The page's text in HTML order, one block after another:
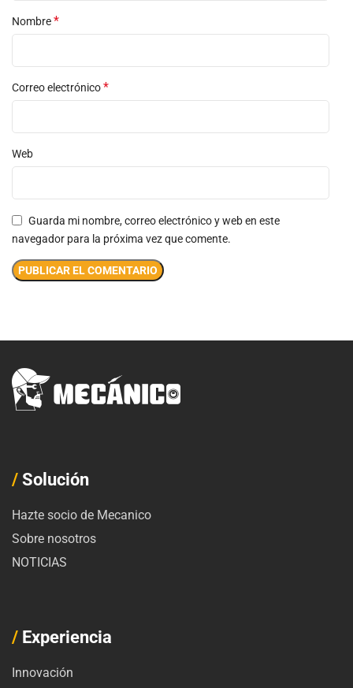
Nombre*
Correo electrónico*
Web
Guarda mi nombre, correo electrónico y web en este
navegador para la próxima vez que comente.
/ Solución
Hazte socio de Mecanico
Sobre nosotros
NOTICIAS
/ Experiencia
Innovación